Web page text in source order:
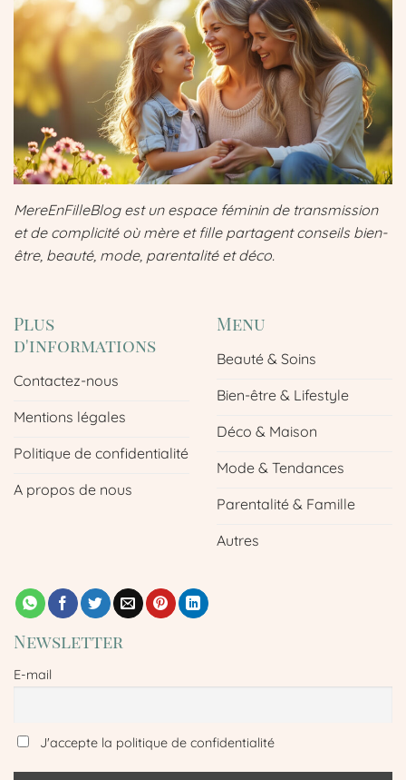
MereEnFilleBlog est un espace féminin de transmission
et de complicité où mère et fille partagent conseils bien-
être, beauté, mode, parentalité et déco.
Plus
d'informations
Contactez-nous
Mentions légales
Politique de confidentialité
A propos de nous
Menu
Beauté & Soins
Bien-être & Lifestyle
Déco & Maison
Mode & Tendances
Parentalité & Famille
Autres
Newsletter
E-mail
J'accepte la politique de confidentialité